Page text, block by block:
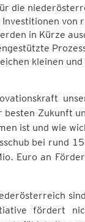
die
von
in Kürze
kleinen
Zukunft
ist und wie
bei rund
Euro an
fördert